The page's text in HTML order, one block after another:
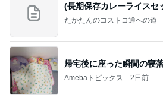
(長期保存カレーライスセ
たかたんのコストコ通への道
帰宅後に座った瞬間の寝
Amebaトピックス 2日前